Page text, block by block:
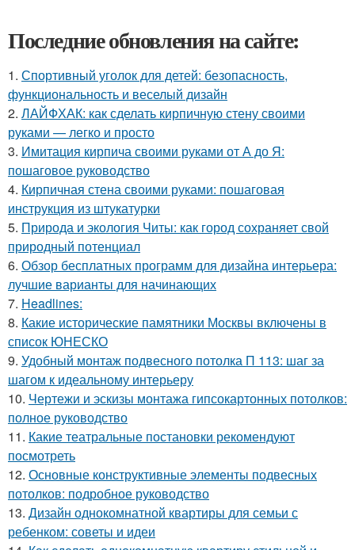
Последние обновления на сайте:
1. Спортивный уголок для детей: безопасность,
функциональность и веселый дизайн
2. ЛАЙФХАК: как сделать кирпичную стену своими
руками — легко и просто
3. Имитация кирпича своими руками от А до Я:
пошаговое руководство
4. Кирпичная стена своими руками: пошаговая
инструкция из штукатурки
5. Природа и экология Читы: как город сохраняет свой
природный потенциал
6. Обзор бесплатных программ для дизайна интерьера:
лучшие варианты для начинающих
7. Headlines:
8. Какие исторические памятники Москвы включены в
список ЮНЕСКО
9. Удобный монтаж подвесного потолка П 113: шаг за
шагом к идеальному интерьеру
10. Чертежи и эскизы монтажа гипсокартонных потолков:
полное руководство
11. Какие театральные постановки рекомендуют
посмотреть
12. Основные конструктивные элементы подвесных
потолков: подробное руководство
13. Дизайн однокомнатной квартиры для семьи с
ребенком: советы и идеи